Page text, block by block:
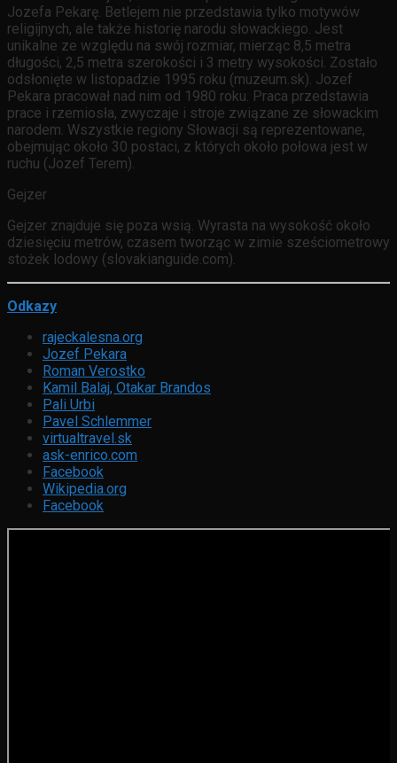
Jozefa Pekarę. Betlejem nie przedstawia tylko motywów
religijnych, ale także historię narodu słowackiego. Jest
unikalne ze względu na swój rozmiar, mierząc 8,5 metra
długości, 2,5 metra szerokości i 3 metry wysokości. Zostało
odsłonięte w listopadzie 1995 roku (muzeum.sk). Jozef
Pekara pracował nad nim od 1980 roku. Praca przedstawia
prace i rzemiosła, zwyczaje i stroje związane ze słowackim
narodem. Wszystkie regiony Słowacji są reprezentowane,
obejmując około 30 postaci, z których około połowa jest w
ruchu (Jozef Terem).
Gejzer
Gejzer znajduje się poza wsią. Wyrasta na wysokość około
dziesięciu metrów, czasem tworząc w zimie sześciometrowy
stożek lodowy (slovakianguide.com).
Odkazy
rajeckalesna.org
Jozef Pekara
Roman Verostko
Kamil Balaj, Otakar Brandos
Pali Urbi
Pavel Schlemmer
virtualtravel.sk
ask-enrico.com
Facebook
Wikipedia.org
Facebook